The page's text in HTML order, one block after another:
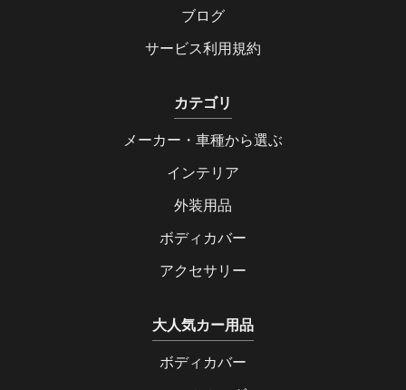
ブログ
サービス利用規約
カテゴリ
メーカー・車種から選ぶ
インテリア
外装用品
ボディカバー
アクセサリー
大人気カー用品
ボディカバー